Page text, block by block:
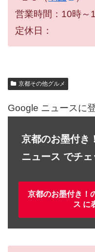
営業時間：10時～
定休日：
京都その他グルメ
Google ニュースに
京都のお墨付き
ニュース でチェ
京都のお墨付き！
ス に